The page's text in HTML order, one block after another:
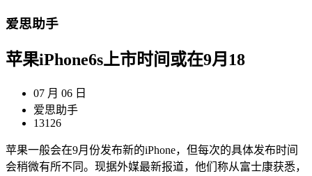
爱思助手
苹果iPhone6s上市时间或在9月18
07 月 06 日
爱思助手
13126
苹果一般会在9月份发布新的iPhone，但每次的具体发布时间
会稍微有所不同。现据外媒最新报道，他们称从富士康获悉，